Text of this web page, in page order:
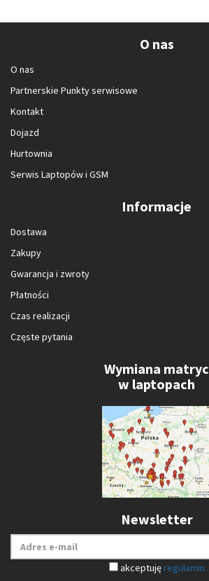
O nas
O nas
Partnerskie Punkty serwisowe
Kontakt
Dojazd
Hurtownia
Serwis Laptopów i GSM
Informacje
Dostawa
Zakupy
Gwarancja i zwroty
Płatności
Czas realizacji
Częste pytania
Wymiana matryc
w laptopach
Newsletter
akceptujęregulamin